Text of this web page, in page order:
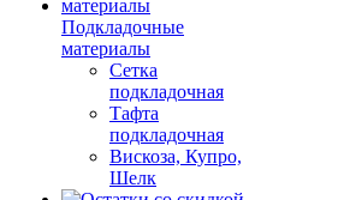
Подкладочные
материалы
Сетка
подкладочная
Тафта
подкладочная
Вискоза, Купро,
Шелк